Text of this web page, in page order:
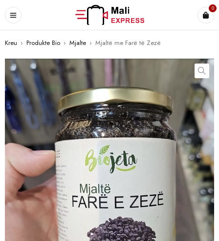
0
Kreu › Produkte Bio › Mjalte › Mjaltë me Farë të Zezë